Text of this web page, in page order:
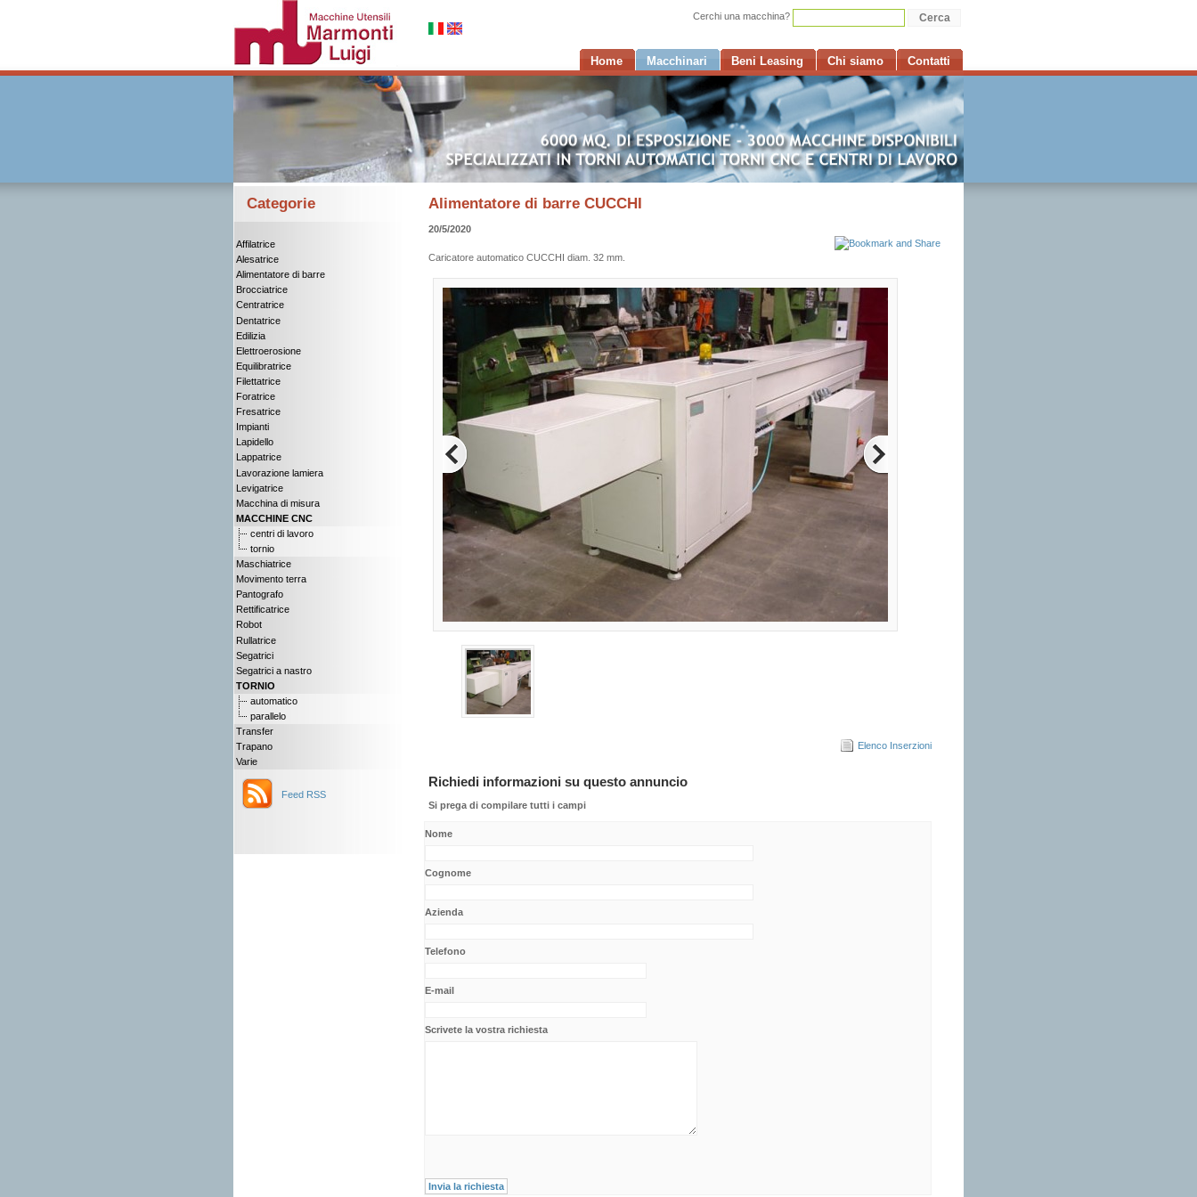
Cerchi una macchina?
Home Macchinari Beni Leasing Chi siamo Contatti
Categorie
Affilatrice
Alesatrice
Alimentatore di barre
Brocciatrice
Centratrice
Dentatrice
Edilizia
Elettroerosione
Equilibratrice
Filettatrice
Foratrice
Fresatrice
Impianti
Lapidello
Lappatrice
Lavorazione lamiera
Levigatrice
Macchina di misura
MACCHINE CNC
centri di lavoro
tornio
Maschiatrice
Movimento terra
Pantografo
Rettificatrice
Robot
Rullatrice
Segatrici
Segatrici a nastro
TORNIO
automatico
parallelo
Transfer
Trapano
Varie
Feed RSS
Alimentatore di barre CUCCHI
20/5/2020
Caricatore automatico CUCCHI diam. 32 mm.
Elenco Inserzioni
Richiedi informazioni su questo annuncio
Si prega di compilare tutti i campi
Nome
Cognome
Azienda
Telefono
E-mail
Scrivete la vostra richiesta